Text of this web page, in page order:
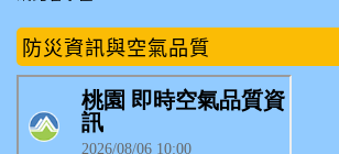
防災資訊與空氣品質